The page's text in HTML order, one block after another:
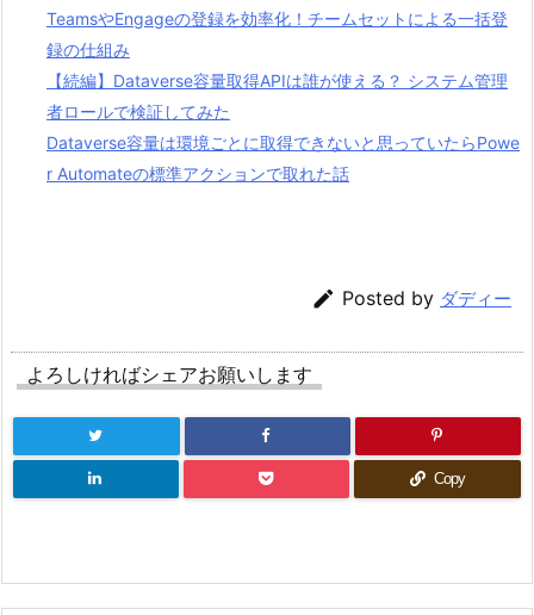
TeamsやEngageの登録を効率化！チームセットによる一括登
録の仕組み
【続編】Dataverse容量取得APIは誰が使える？ システム管理
者ロールで検証してみた
Dataverse容量は環境ごとに取得できないと思っていたらPowe
r Automateの標準アクションで取れた話
 Posted by ダディー
よろしければシェアお願いします
Copy